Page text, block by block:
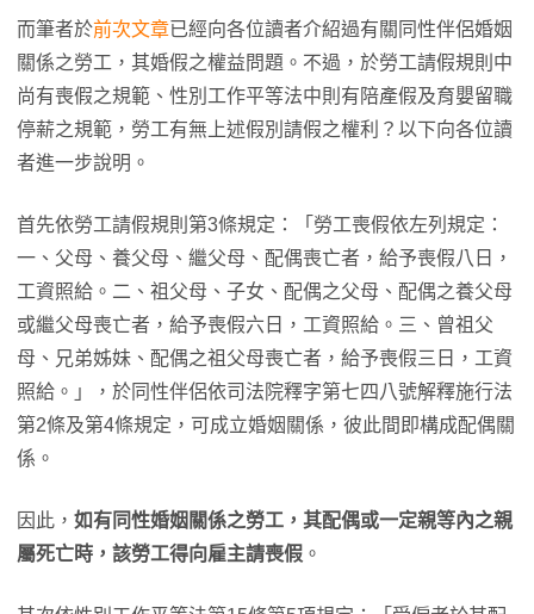
而筆者於前次文章已經向各位讀者介紹過有關同性伴侶婚姻
關係之勞工，其婚假之權益問題。不過，於勞工請假規則中
尚有喪假之規範、性別工作平等法中則有陪產假及育嬰留職
停薪之規範，勞工有無上述假別請假之權利？以下向各位讀
者進一步說明。
首先依勞工請假規則第3條規定：「勞工喪假依左列規定：
一、父母、養父母、繼父母、配偶喪亡者，給予喪假八日，
工資照給。二、祖父母、子女、配偶之父母、配偶之養父母
或繼父母喪亡者，給予喪假六日，工資照給。三、曾祖父
母、兄弟姊妹、配偶之祖父母喪亡者，給予喪假三日，工資
照給。」，於同性伴侶依司法院釋字第七四八號解釋施行法
第2條及第4條規定，可成立婚姻關係，彼此間即構成配偶關
係。
因此， 如有同性婚姻關係之勞工，其配偶或一定親等內之親
屬死亡時，該勞工得向雇主請喪假 。